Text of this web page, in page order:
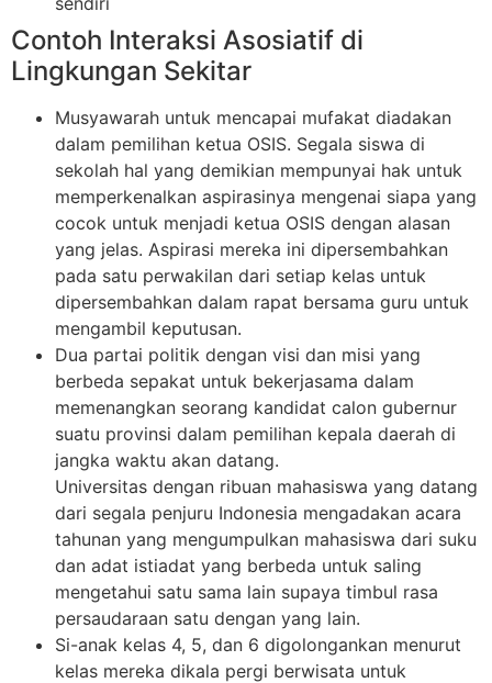
Contoh Interaksi Asosiatif di
Lingkungan Sekitar
Musyawarah untuk mencapai mufakat diadakan
dalam pemilihan ketua OSIS. Segala siswa di
sekolah hal yang demikian mempunyai hak untuk
memperkenalkan aspirasinya mengenai siapa yang
cocok untuk menjadi ketua OSIS dengan alasan
yang jelas. Aspirasi mereka ini dipersembahkan
pada satu perwakilan dari setiap kelas untuk
dipersembahkan dalam rapat bersama guru untuk
mengambil keputusan.
Dua partai politik dengan visi dan misi yang
berbeda sepakat untuk bekerjasama dalam
memenangkan seorang kandidat calon gubernur
suatu provinsi dalam pemilihan kepala daerah di
jangka waktu akan datang.
Universitas dengan ribuan mahasiswa yang datang
dari segala penjuru Indonesia mengadakan acara
tahunan yang mengumpulkan mahasiswa dari suku
dan adat istiadat yang berbeda untuk saling
mengetahui satu sama lain supaya timbul rasa
persaudaraan satu dengan yang lain.
Si-anak kelas 4, 5, dan 6 digolongankan menurut
kelas mereka dikala pergi berwisata untuk